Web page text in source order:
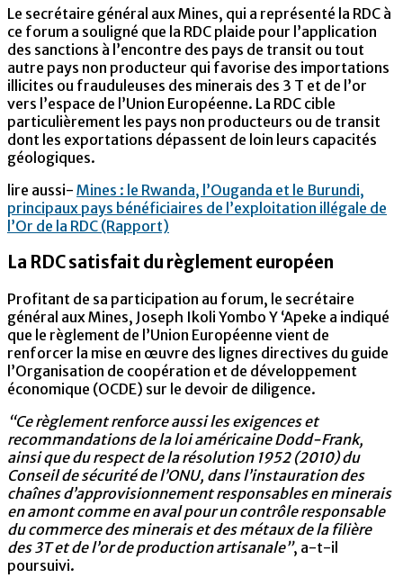
Le secrétaire général aux Mines, qui a représenté la RDC à
ce forum a souligné que la RDC plaide pour l’application
des sanctions à l’encontre des pays de transit ou tout
autre pays non producteur qui favorise des importations
illicites ou frauduleuses des minerais des 3 T et de l’or
vers l’espace de l’Union Européenne. La RDC cible
particulièrement les pays non producteurs ou de transit
dont les exportations dépassent de loin leurs capacités
géologiques.
lire aussi- Mines : le Rwanda, l’Ouganda et le Burundi,
principaux pays bénéficiaires de l’exploitation illégale de
l’Or de la RDC (Rapport)
La RDC satisfait du règlement européen
Profitant de sa participation au forum, le secrétaire
général aux Mines, Joseph Ikoli Yombo Y ‘Apeke a indiqué
que le règlement de l’Union Européenne vient de
renforcer la mise en œuvre des lignes directives du guide
l’Organisation de coopération et de développement
économique (OCDE) sur le devoir de diligence.
“Ce règlement renforce aussi les exigences et
recommandations de la loi américaine Dodd-Frank,
ainsi que du respect de la résolution 1952 (2010) du
Conseil de sécurité de l’ONU, dans l’instauration des
chaînes d’approvisionnement responsables en minerais
en amont comme en aval pour un contrôle responsable
du commerce des minerais et des métaux de la filière
des 3T et de l’or de production artisanale”, a-t-il
poursuivi.